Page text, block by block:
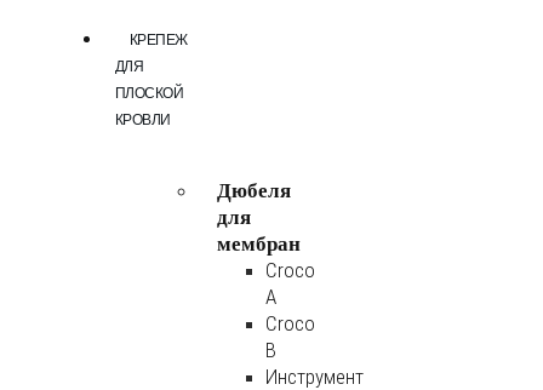
КРЕПЕЖ
ДЛЯ
ПЛОСКОЙ
КРОВЛИ
Дюбеля
для
мембран
Croco
A
Croco
B
Инструмент